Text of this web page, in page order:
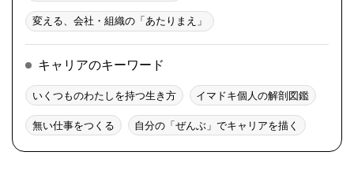
変える、会社・組織の「あたりまえ」
キャリアのキーワード
いくつものわたしを持つ生き方 イマドキ個人の解剖図鑑
無い仕事をつくる 自分の「ぜんぶ」でキャリアを描く